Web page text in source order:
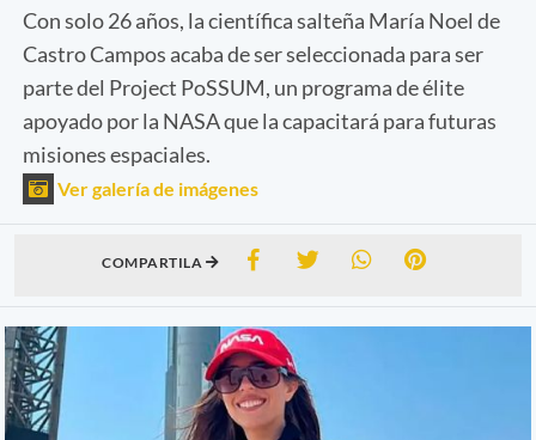
Con solo 26 años, la científica salteña María Noel de
Castro Campos acaba de ser seleccionada para ser
parte del Project PoSSUM, un programa de élite
apoyado por la NASA que la capacitará para futuras
misiones espaciales.
Ver galería de imágenes
COMPARTILA